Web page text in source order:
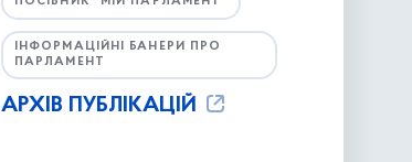
ІНФОРМАЦІЙНІ БАНЕРИ ПРО
ПАРЛАМЕНТ
АРХІВ ПУБЛІКАЦІЙ